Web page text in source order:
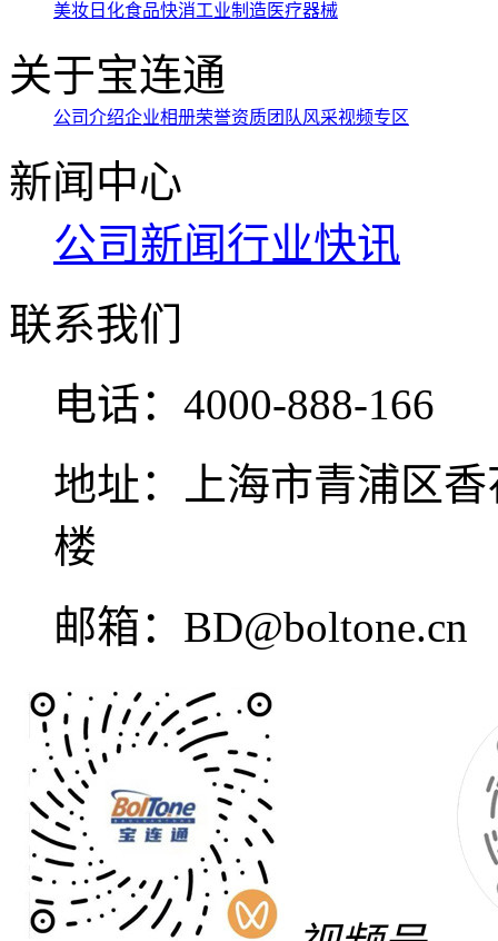
美妆日化食品快消工业制造医疗器械
关于宝连通
公司介绍企业相册荣誉资质团队风采视频专区
新闻中心
公司新闻行业快讯
联系我们
电话： 4000-888-166
地址：
上海市青浦区
楼
邮箱： BD@boltone.cn